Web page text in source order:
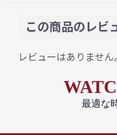
この商品のレビ
レビューはありません
最適な